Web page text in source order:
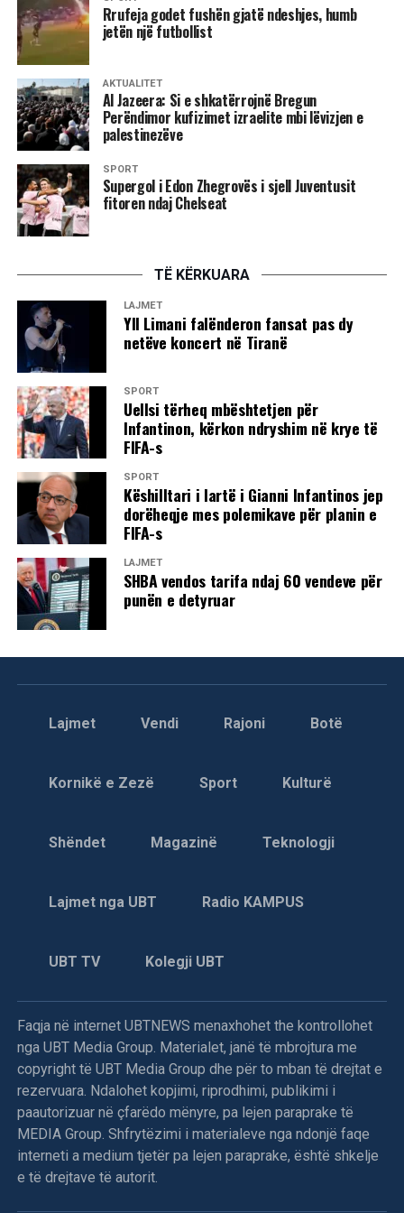
në Prizren do të prezantojë dy kapituj nga projekti i tij 16-
orësh “The Story of Documentary Film”, kushtuar dekadave
të viteve 1960 dhe 1980.
Atmosfera e festivalit do të pasurohet edhe me programin
muzikor DokuNights, që nis më 12 gusht dhe do të zgjasë
katër net me koncerte në skenën Andrra Stage.
Me një program të pasur artistik dhe kulturor, DokuFest
shënon 25 vjet aktivitet, duke vazhduar të jetë një nga
festivalet më të rëndësishme të filmit në rajon dhe një
pikëtakim i kineastëve, profesionistëve dhe adhuruesve të
filmit nga e gjithë bota./A.K/
Rrufeja godet fushën gjatë ndeshjes, humb
jetën një futbollist
AKTUALITET
Al Jazeera: Si e shkatërrojnë Bregun
Perëndimor kufizimet izraelite mbi lëvizjen e
palestinezëve
SPORT
Supergol i Edon Zhegrovës i sjell Juventusit
fitoren ndaj Chelseat
TË KËRKUARA
LAJMET
Yll Limani falënderon fansat pas dy
netëve koncert në Tiranë
SPORT
Uellsi tërheq mbështetjen për
Infantinon, kërkon ndryshim në krye të
FIFA-s
SPORT
Këshilltari i lartë i Gianni Infantinos jep
dorëheqje mes polemikave për planin e
FIFA-s
LAJMET
SHBA vendos tarifa ndaj 60 vendeve për
punën e detyruar
Lajmet Vendi Rajoni Botë
Kornikë e Zezë Sport Kulturë
Shëndet Magazinë Teknologji
Lajmet nga UBT Radio KAMPUS
UBT TV Kolegji UBT
Faqja në internet UBTNEWS menaxhohet the kontrollohet
nga UBT Media Group. Materialet, janë të mbrojtura me
copyright të UBT Media Group dhe për to mban të drejtat e
rezervuara. Ndalohet kopjimi, riprodhimi, publikimi i
paautorizuar në çfarëdo mënyre, pa lejen paraprake të
MEDIA Group. Shfrytëzimi i materialeve nga ndonjë faqe
interneti a medium tjetër pa lejen paraprake, është shkelje
e të drejtave të autorit.